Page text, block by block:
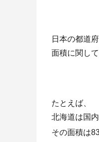
日本の都道府
面積に関し
たとえば、
北海道は国
その面積は